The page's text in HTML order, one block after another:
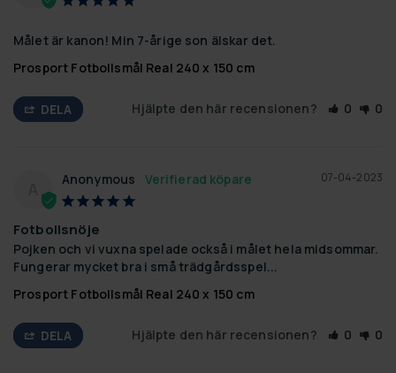
Målet är kanon! Min 7-årige son älskar det.
Prosport Fotbollsmål Real 240 x 150 cm
DELA Hjälpte den här recensionen? 0 0
07-04-2023
Anonymous
Fotbollsnöje
Pojken och vi vuxna spelade också i målet hela midsommar.
Fungerar mycket bra i små trädgårdsspel...
Prosport Fotbollsmål Real 240 x 150 cm
DELA Hjälpte den här recensionen? 0 0